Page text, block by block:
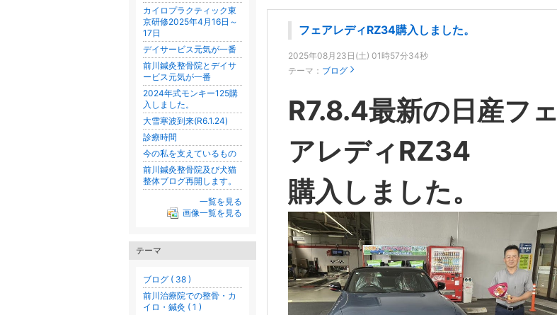
フェアレディRZ34購入しました。
2025年08月23日(土) 01時57分34秒
テーマ： ブログ
R7.8.4最新の日産フェ
アレディRZ34
購入しました。
カイロプラクティック東
京研修2025年4月16日～
17日
デイサービス元気が一番
前川鍼灸整骨院とデイサ
ービス元気が一番
2024年式モンキー125購
入しました。
大雪寒波到来(R6.1.24)
診療時間
今の私を支えているもの
前川鍼灸整骨院及び犬猫
整体ブログ再開します。
一覧を見る
画像一覧を見る
テーマ
ブログ ( 38 )
前川治療院での整骨・カ
イロ・鍼灸 ( 1 )